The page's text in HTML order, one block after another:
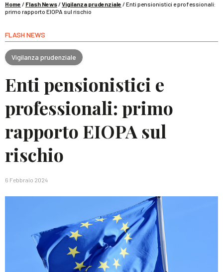
Home / Flash News/Vigilanza prudenziale /Enti pensionistici e professionali:
primo rapporto EIOPA sul rischio
FLASH NEWS
Vigilanza prudenziale
Enti pensionistici e
professionali: primo
rapporto EIOPA sul
rischio
6 Febbraio 2024